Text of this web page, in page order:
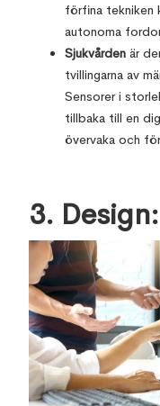
förfina tekniken
autonoma
Sjukvårdenär
tvillingarna av
Sensorer i
tillbaka till en
övervaka och
3. Design: